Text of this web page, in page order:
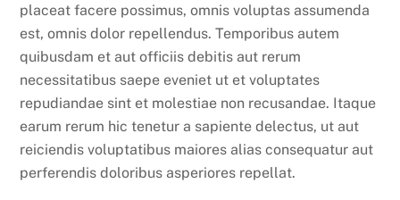
placeat facere possimus, omnis voluptas assumenda
est, omnis dolor repellendus. Temporibus autem
quibusdam et aut officiis debitis aut rerum
necessitatibus saepe eveniet ut et voluptates
repudiandae sint et molestiae non recusandae. Itaque
earum rerum hic tenetur a sapiente delectus, ut aut
reiciendis voluptatibus maiores alias consequatur aut
perferendis doloribus asperiores repellat.